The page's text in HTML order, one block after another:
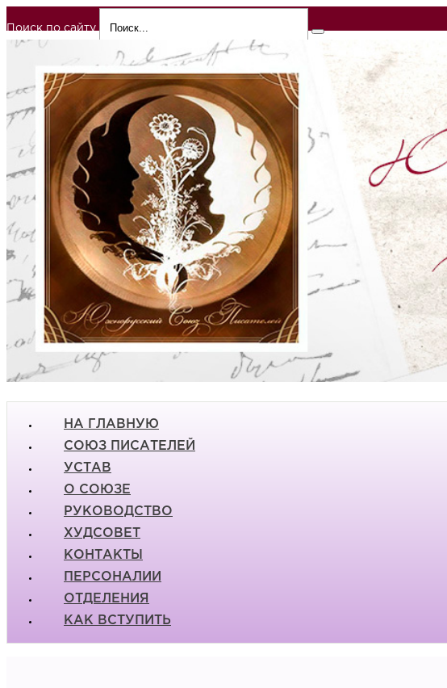
Поиск по сайту
НА ГЛАВНУЮ
СОЮЗ ПИСАТЕЛЕЙ
УСТАВ
О СОЮЗЕ
РУКОВОДСТВО
ХУДСОВЕТ
КОНТАКТЫ
ПЕРСОНАЛИИ
ОТДЕЛЕНИЯ
КАК ВСТУПИТЬ